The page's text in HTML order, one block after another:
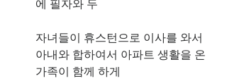
에 필자와 두
자녀들이 휴스턴으로 이사를 와서
아내와 합하여서 아파트 생활을 온
가족이 함께 하게